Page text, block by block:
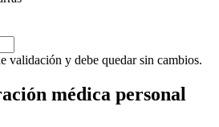
validación y debe quedar sin cambios.
médica personal